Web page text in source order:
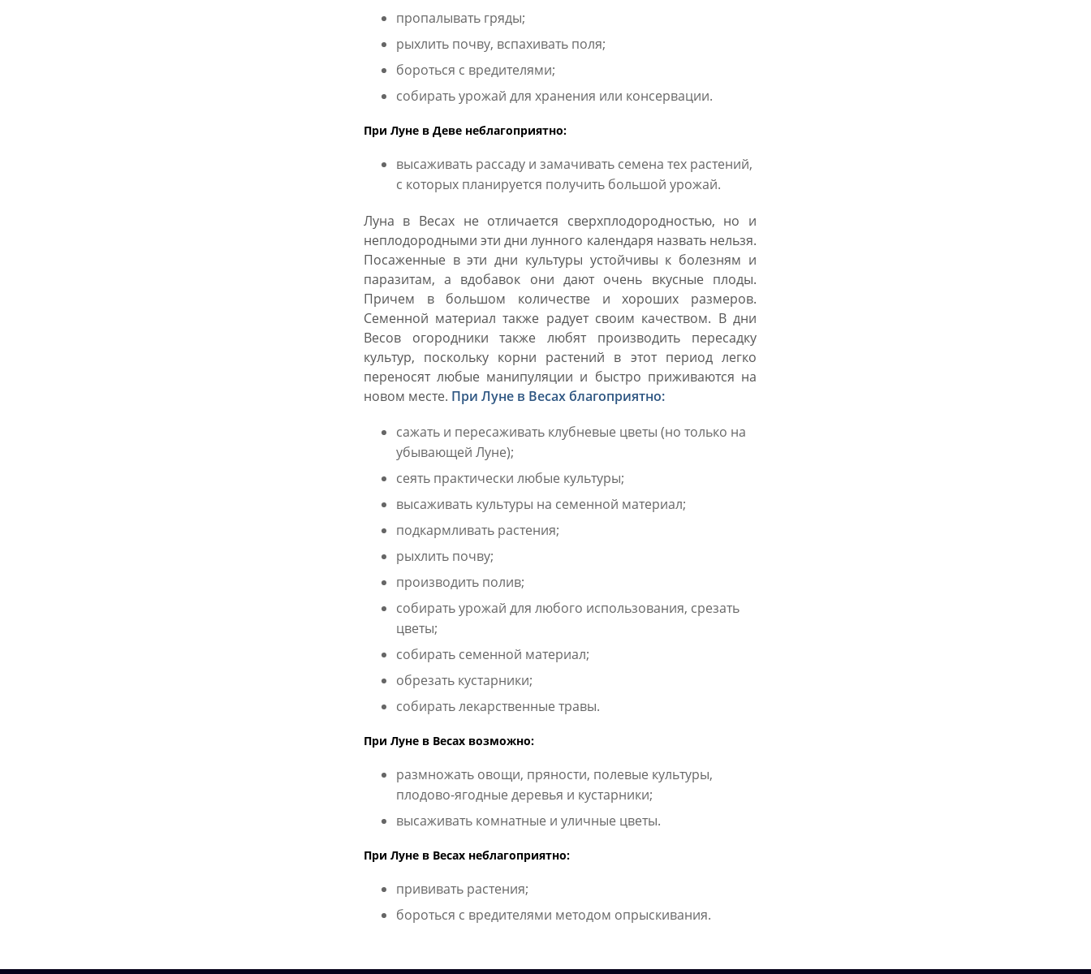
пропалывать гряды;
рыхлить почву, вспахивать поля;
бороться с вредителями;
собирать урожай для хранения или консервации.
При Луне в Деве неблагоприятно:
высаживать рассаду и замачивать семена тех растений,
с которых планируется получить большой урожай.
Луна в Весах не отличается сверхплодородностью, но и
неплодородными эти дни лунного календаря назвать нельзя.
Посаженные в эти дни культуры устойчивы к болезням и
паразитам, а вдобавок они дают очень вкусные плоды.
Причем в большом количестве и хороших размеров.
Семенной материал также радует своим качеством. В дни
Весов огородники также любят производить пересадку
культур, поскольку корни растений в этот период легко
переносят любые манипуляции и быстро приживаются на
новом месте. При Луне в Весах благоприятно:
сажать и пересаживать клубневые цветы (но только на
убывающей Луне);
сеять практически любые культуры;
высаживать культуры на семенной материал;
подкармливать растения;
рыхлить почву;
производить полив;
собирать урожай для любого использования, срезать
цветы;
собирать семенной материал;
обрезать кустарники;
собирать лекарственные травы.
При Луне в Весах возможно:
размножать овощи, пряности, полевые культуры,
плодово-ягодные деревья и кустарники;
высаживать комнатные и уличные цветы.
При Луне в Весах неблагоприятно:
прививать растения;
бороться с вредителями методом опрыскивания.